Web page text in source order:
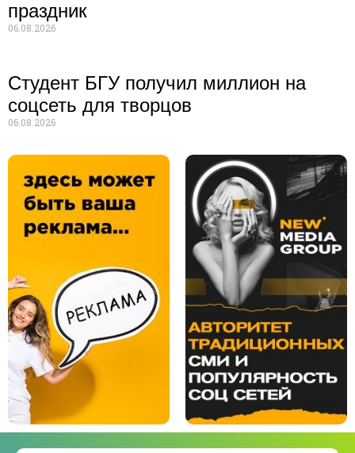
праздник
06.08.2026
Студент БГУ получил миллион на
соцсеть для творцов
06.08.2026